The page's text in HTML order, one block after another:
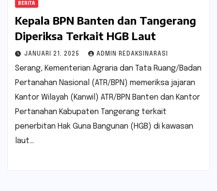
BERITA
Kepala BPN Banten dan Tangerang
Diperiksa Terkait HGB Laut
JANUARI 21, 2025 ADMIN REDAKSINARASI
Serang, Kementerian Agraria dan Tata Ruang/Badan
Pertanahan Nasional (ATR/BPN) memeriksa jajaran
Kantor Wilayah (Kanwil) ATR/BPN Banten dan Kantor
Pertanahan Kabupaten Tangerang terkait
penerbitan Hak Guna Bangunan (HGB) di kawasan
laut…